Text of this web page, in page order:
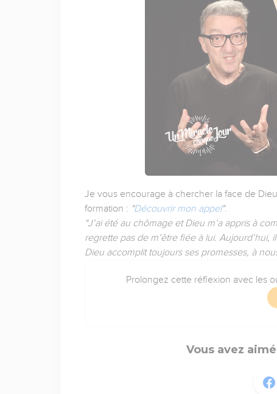
Je vous encourage à chercher la face de
formation : "Découvrir mon appel".
"J’ai été au chômage et Dieu m’a appris à
regrette pas de m’être fiée à lui. Aujourd’hui,
Dieu accomplit toujours ses promesses, à
Prolongez cette réflexion avec les
Vous avez